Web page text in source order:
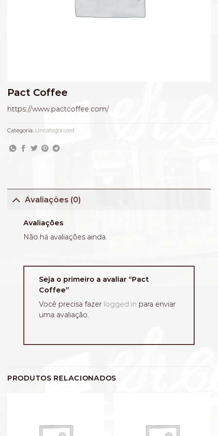
Pact Coffee
https://www.pactcoffee.com/
Categoria: Uncategorized
Avaliações (0)
Avaliações
Não há avaliações ainda.
Seja o primeiro a avaliar “Pact
Coffee”
Você precisa fazer logged in para enviar
uma avaliação.
PRODUTOS RELACIONADOS